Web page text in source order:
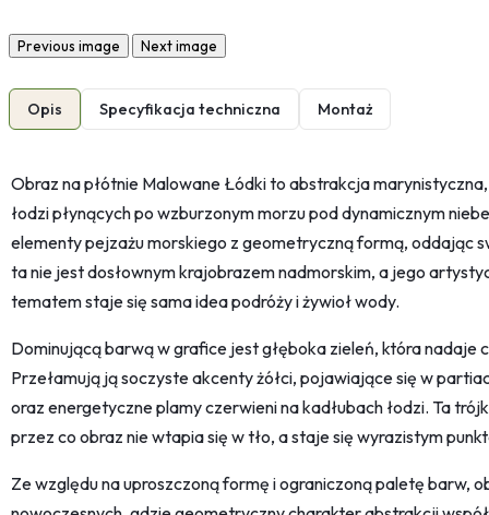
Previous image Next image
Opis Specyfikacja techniczna Montaż
Obraz na płótnie Malowane Łódki to abstrakcja
łodzi płynących po wzburzonym morzu pod dynamicznym
elementy pejzażu morskiego z geometryczną formą, oddając
ta nie jest dosłownym krajobrazem nadmorskim, a jego
tematem staje się sama idea podróży i żywioł wody.
Dominującą barwą w grafice jest głęboka zieleń, która nadaje
Przełamują ją soczyste akcenty żółci, pojawiające się w
oraz energetyczne plamy czerwieni na kadłubach łodzi. Ta
przez co obraz nie wtapia się w tło, a staje się wyrazistym
Ze względu na uproszczoną formę i ograniczoną paletę barw,